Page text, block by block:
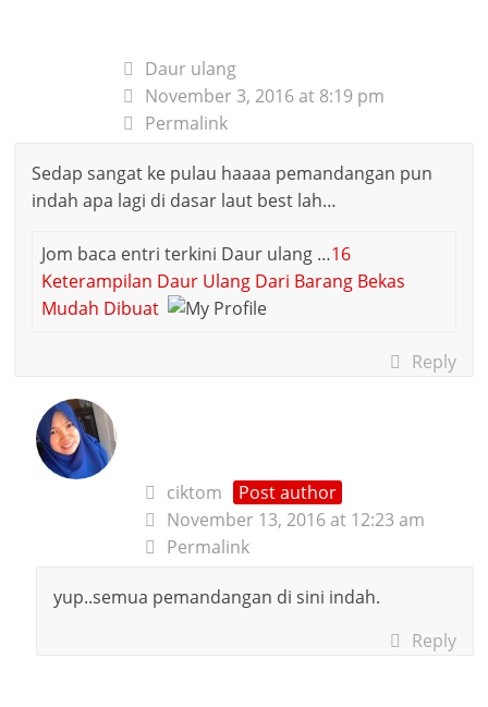
Daur ulang
November 3, 2016 at 8:19 pm
Permalink
Sedap sangat ke pulau haaaa pemandangan pun
indah apa lagi di dasar laut best lah…
Jom baca entri terkini Daur ulang …16
Keterampilan Daur Ulang Dari Barang Bekas
Mudah Dibuat
Reply
ciktom
Post author
November 13, 2016 at 12:23 am
Permalink
yup..semua pemandangan di sini indah.
Reply